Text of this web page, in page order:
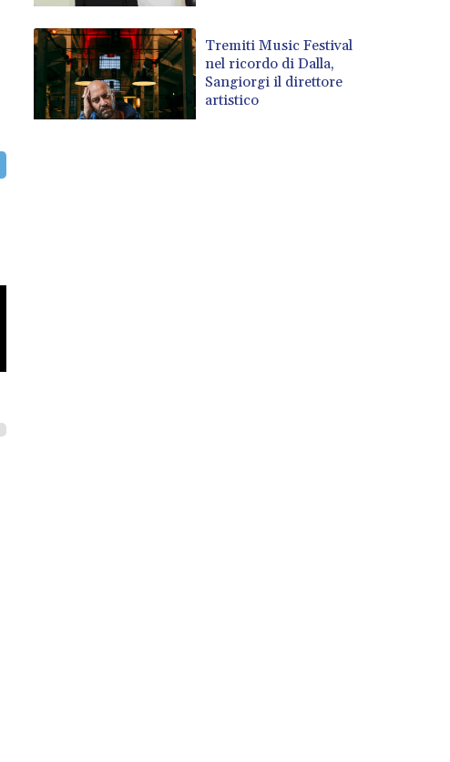
Tremiti Music Festival
nel ricordo di Dalla,
Sangiorgi il direttore
artistico